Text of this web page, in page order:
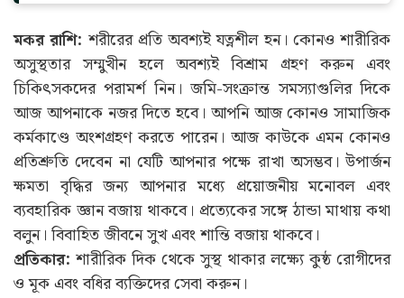
মকর রাশি: শরীরের প্রতি অবশ্যই যত্নশীল হন। কোনও শারীরিক
অসুস্থতার সম্মুখীন হলে অবশ্যই বিশ্রাম গ্রহণ করুন এবং
চিকিৎসকদের পরামর্শ নিন। জমি-সংক্রান্ত সমস্যাগুলির দিকে
আজ আপনাকে নজর দিতে হবে। আপনি আজ কোনও সামাজিক
কর্মকাণ্ডে অংশগ্রহণ করতে পারেন। আজ কাউকে এমন কোনও
প্রতিশ্রুতি দেবেন না যেটি আপনার পক্ষে রাখা অসম্ভব। উপার্জন
ক্ষমতা বৃদ্ধির জন্য আপনার মধ্যে প্রয়োজনীয় মনোবল এবং
ব্যবহারিক জ্ঞান বজায় থাকবে। প্রত্যেকের সঙ্গে ঠান্ডা মাথায় কথা
বলুন। বিবাহিত জীবনে সুখ এবং শান্তি বজায় থাকবে।
প্রতিকার: শারীরিক দিক থেকে সুস্থ থাকার লক্ষ্যে কুষ্ঠ রোগীদের
ও মূক এবং বধির ব্যক্তিদের সেবা করুন।